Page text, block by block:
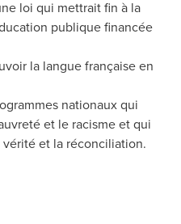
loi qui mettrait fin à la
publique financée
la langue française en
nationaux qui
et le racisme et qui
et la réconciliation.